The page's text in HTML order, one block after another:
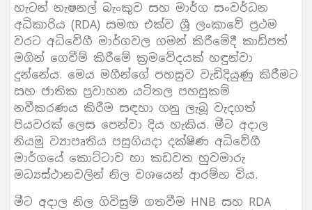
හැටන් නැෂනල් බැංකුව සහ මාර්ග සංවර්ධන
අධිකාරිය (RDA) සමඟ එක්ව ශ්‍රී ලංකාවේ ප්‍රථම
වරට අධිවේගී මාර්ගවල ගමන් කිරීමේදී කාඩ්පත්
මගින් ගෙවීම් කිරීමේ ක්‍රමවේදයක් හඳුන්වා
දුන්නේය. මෙය මගීන්ගේ පහසුව වැඩිදියුණු කිරීමට
සහ ජාතික ප්‍රවාහන යටිතල පහසුකම්
නවීකරණය කිරීම සඳහා ගනු ලැබූ වැදගත්
පියවරක් ලෙස පෙන්වා දිය හැකිය. මීට අදාල
නියමු ව්‍යාපෘතිය පසුගියදා දක්ෂිණ අධිවේගී
මාර්ගයේ කොට්ටාව හා කඩවත හුවමාරු
මධ්‍යස්ථානවලින් නිල වශයෙන් ආරම්භ විය.
මීට අදාල නිල ගිවිසුම් ගතවීම HNB සහ RDA